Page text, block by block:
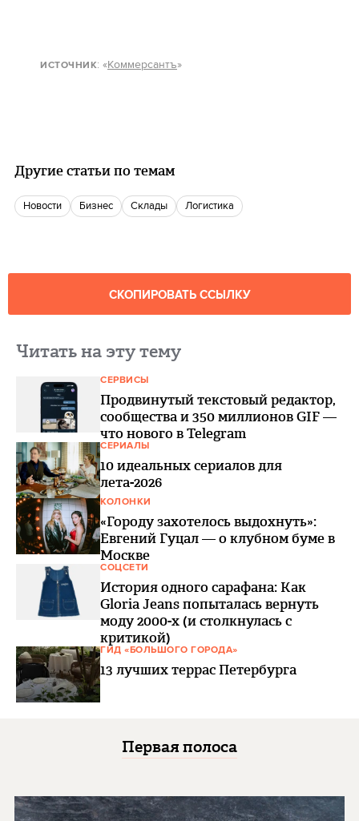
ИСТОЧНИК: «Коммерсантъ»
Другие статьи по темам
новости бизнес склады логистика
СКОПИРОВАТЬ ССЫЛКУ
Читать на эту тему
СЕРВИСЫ
Продвинутый текстовый редактор,
сообщества и 350 миллионов GIF —
что нового в Telegram
СЕРИАЛЫ
10 идеальных сериалов для
лета-2026
КОЛОНКИ
«Городу захотелось выдохнуть»:
Евгений Гуцал — о клубном буме в
Москве
СОЦСЕТИ
История одного сарафана: Как
Gloria Jeans попыталась вернуть
моду 2000-х (и столкнулась с
критикой)
ГИД «БОЛЬШОГО ГОРОДА»
13 лучших террас Петербурга
Первая полоса